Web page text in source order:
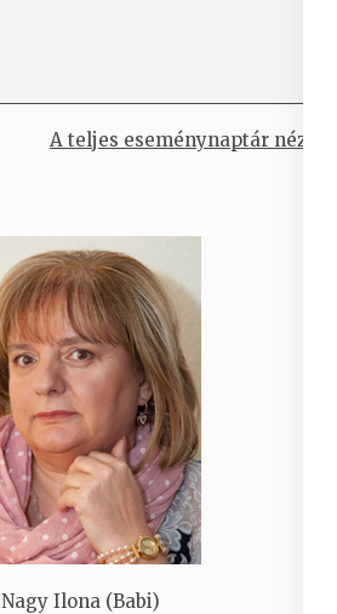
A teljes eseménynaptár nézet
Nagy Ilona (Babi)